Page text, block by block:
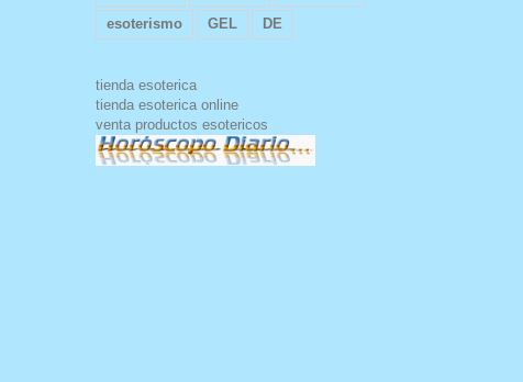
esoterismo GEL DE
tienda esoterica
tienda esoterica online
venta productos esotericos